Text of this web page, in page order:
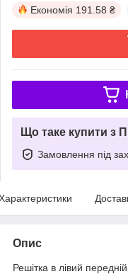
Економія 191.58 ₴
Що таке купити з
Замовлення під
Опис
Решітка в лівий